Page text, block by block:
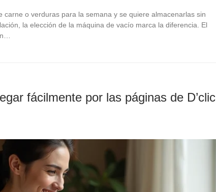
carne o verduras para la semana y se quiere almacenarlas sin
la elección de la máquina de vacío marca la diferencia. El
fácilmente por las páginas de D’clic